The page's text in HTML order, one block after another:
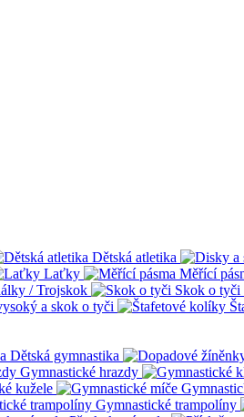
Dětská atletika
Laťky Měřící
/ Trojskok Skok o tyči
a skok o tyči
Dětská gymnastika
Gymnastické hrazdy
kužele
Gymnastické trampolíny